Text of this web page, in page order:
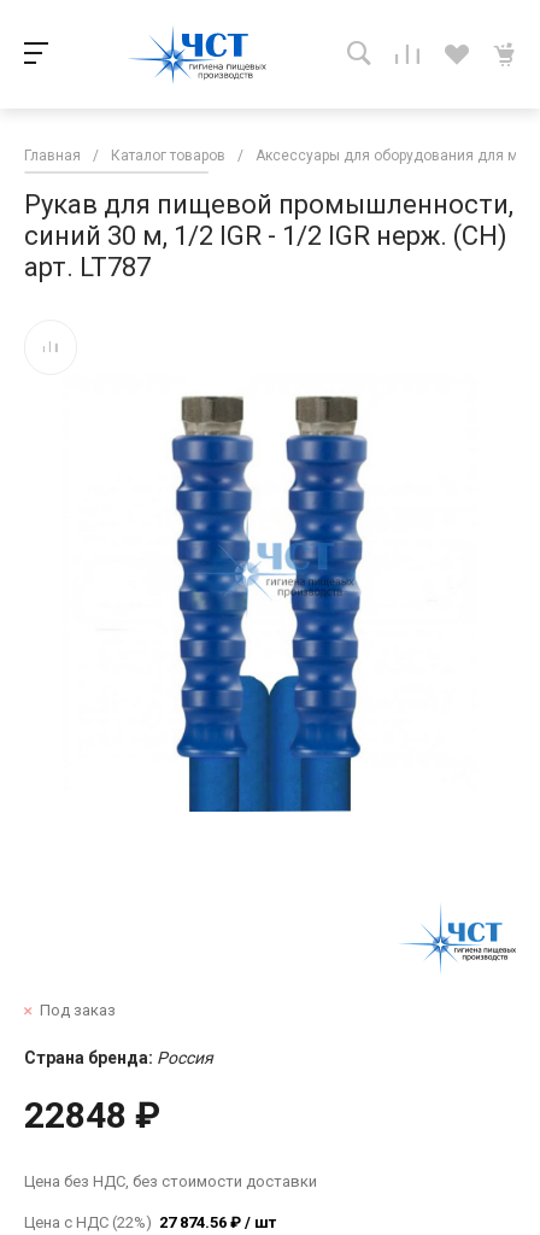
Главная / Каталог товаров / Аксессуары для оборудования для
Рукав для пищевой промышленности,
синий 30 м, 1/2 IGR - 1/2 IGR нерж. (CH)
арт. LT787
Под заказ
Страна бренда: Россия
22848 ₽
Цена без НДС, без стоимости доставки
Цена с НДС (22%) 27 874.56 ₽ / шт